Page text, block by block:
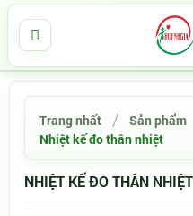
Trang nhất Sản phẩm
Nhiệt kế đo thân nhiệt
NHIỆT KẾ ĐO THÂN